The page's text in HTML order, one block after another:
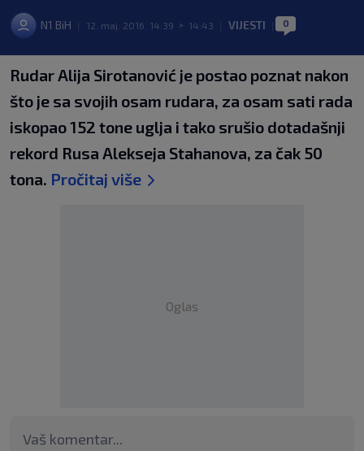
N1 BiH 12. maj. 2016. 14:39 > 14:43 VIJESTI 0
Rudar Alija Sirotanović je postao poznat nakon
što je sa svojih osam rudara, za osam sati rada
iskopao 152 tone uglja i tako srušio dotadašnji
rekord Rusa Alekseja Stahanova, za čak 50
tona. Pročitaj više
Oglas